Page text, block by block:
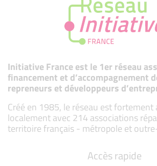
Initiative France est le 1er réseau
financement et d’accompagnement
repreneurs et développeurs
Créé en 1985, le réseau est fortement
localement avec 214 associations
territoire français - métropole et
Accès rapide